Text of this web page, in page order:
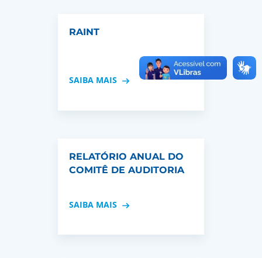
RAINT
SAIBA MAIS
RELATÓRIO ANUAL DO
COMITÊ DE AUDITORIA
SAIBA MAIS